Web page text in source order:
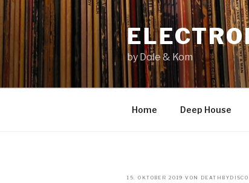
springen
by Dole & Kom
Home Deep House
VERÖFFENTLICHT
15. OKTOBER 2019 VON DEATHBYDISCO